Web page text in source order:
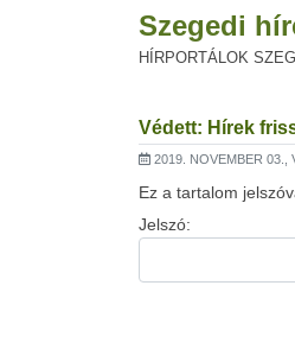
Szegedi
HÍRPORTÁLOK
Védett: Hírek
2019. NOVEMBER 03.,
Ez a tartalom
Jelszó: